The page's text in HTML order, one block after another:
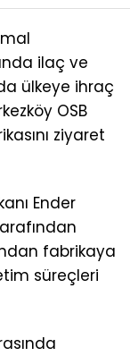
ilaç ve
ülkeye ihraç
OSB
ziyaret
Ender
fabrikaya
süreçleri